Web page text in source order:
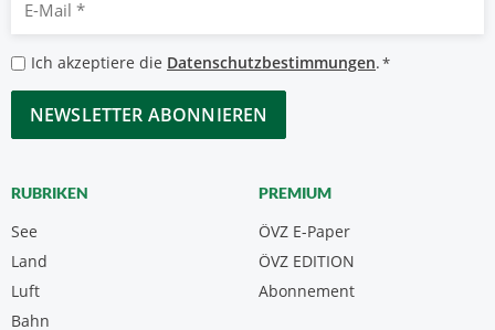
Mail
*
Datenschutzbestimmungen
*
Ich akzeptiere die Datenschutzbestimmungen.*
CAPTCHA
RUBRIKEN
See
Land
Luft
Bahn
PREMIUM
ÖVZ E-Paper
Abonnement
ÖVZ EDITION